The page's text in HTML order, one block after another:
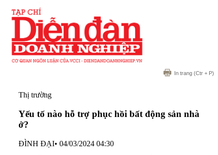
In trang (Ctr + P)
Thị trường
Yếu tố nào hỗ trợ phục hồi bất động sản nhà
ở?
ĐÌNH ĐẠI• 04/03/2024 04:30